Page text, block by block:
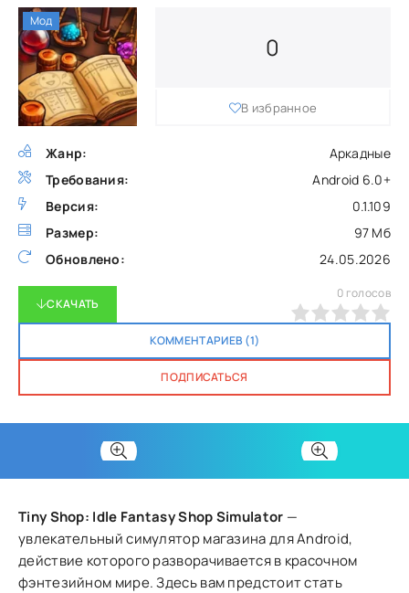
Жанр:
Аркадные
Требования:
Android 6.0+
Версия:
0.1.109
Размер:
97 Мб
Обновлено:
24.05.2026
0
В избранное
СКАЧАТЬ
КОММЕНТАРИЕВ (1)
ПОДПИСАТЬСЯ
0 голосов
Мод
Tiny Shop: Idle Fantasy Shop Simulator —
увлекательный симулятор магазина для Android,
действие которого разворачивается в красочном
фэнтезийном мире. Здесь вам предстоит стать